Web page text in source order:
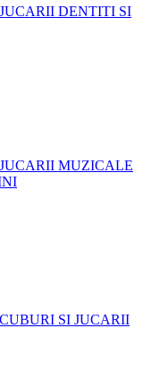
JUCARII DENTITI SI
JUCARII MUZICALE
CUBURI SI JUCARII